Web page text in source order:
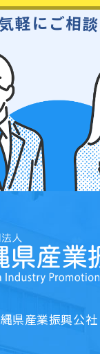
軽 に ご相談
県産業振興公